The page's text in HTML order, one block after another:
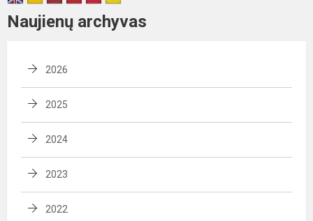
Naujienų archyvas
2026
2025
2024
2023
2022